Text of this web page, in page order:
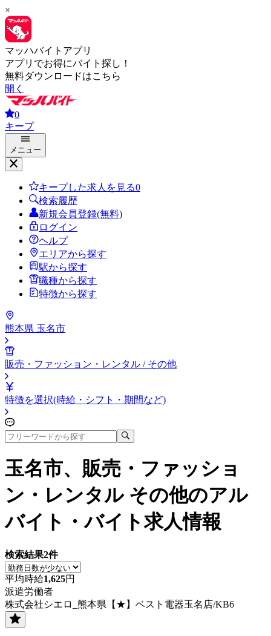
×
マッハバイトアプリ
アプリでお得にバイト探し！
無料ダウンロードはこちら
開く
0
キープ
メニュー
キープした求人を見る0
検索履歴
新規会員登録(無料)
ログイン
ヘルプ
エリアから探す
駅から探す
職種から探す
特徴から探す
熊本県 玉名市
販売・ファッション・レンタル / その他
特徴を選択(時給・シフト・期間など)
玉名市、販売・ファッショ
ン・レンタル その他のアル
バイト・バイト求人情報
検索結果2件
平均時給1,625円
派遣労働者
株式会社シエロ_熊本県【★】ベスト電器玉名店/KB6